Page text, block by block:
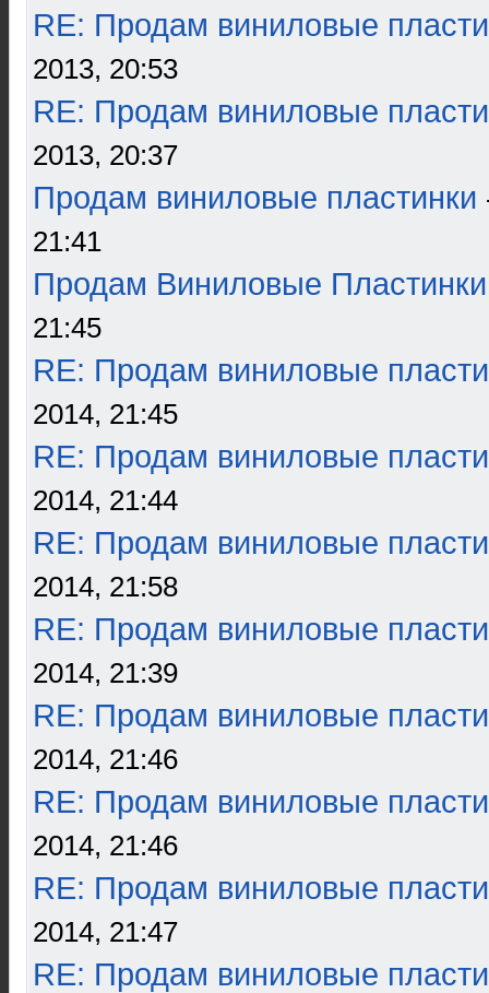
RE: Продам виниловые
2013, 20:53
RE: Продам виниловые
2013, 20:37
Продам виниловые пластинки
21:41
Продам Виниловые Пластинки
21:45
RE: Продам виниловые
2014, 21:45
RE: Продам виниловые
2014, 21:44
RE: Продам виниловые
2014, 21:58
RE: Продам виниловые
2014, 21:39
RE: Продам виниловые
2014, 21:46
RE: Продам виниловые
2014, 21:46
RE: Продам виниловые
2014, 21:47
RE: Продам виниловые